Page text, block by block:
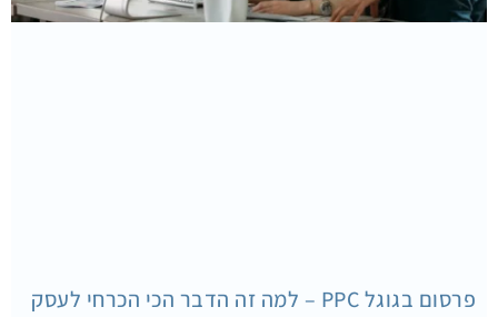
פרסום בגוגל PPC – למה זה הדבר הכי הכרחי לעסק